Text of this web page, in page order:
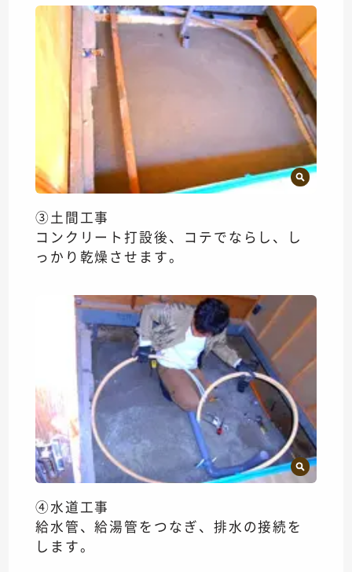
③土間工事
コンクリート打設後、コテでならし、し
っかり乾燥させます。
④水道工事
給水管、給湯管をつなぎ、排水の接続を
します。